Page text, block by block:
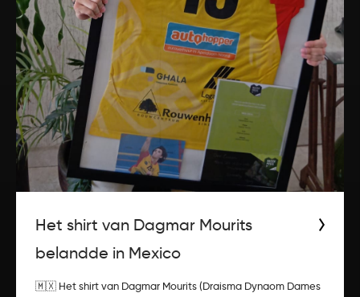
Het shirt van Dagmar Mourits
belandde in Mexico
🇲🇽 Het shirt van Dagmar Mourits (Draisma Dynaom Dames